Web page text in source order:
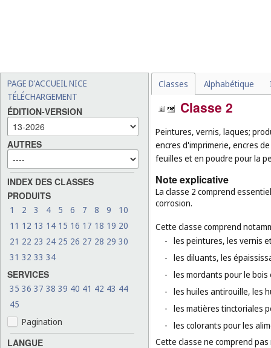
PAGE D'ACCUEIL NICE
TÉLÉCHARGEMENT
ÉDITION-VERSION
AUTRES
INDEX DES CLASSES
PRODUITS
1 2 3 4 5 6 7 8 9
10
11 12 13 14 15 16 17 18 19 20
21 22 23 24 25 26 27 28 29 30
31 32 33 34
SERVICES
35 36 37 38 39 40 41 42 43 44
45
Pagination
LANGUE
Classes Alphabétique
Classe 2
Peintures, vernis, laques;
encres d'imprimerie, encres
feuilles et en poudre pour la
Note explicative
La classe 2 comprend
corrosion.
Cette classe comprend
- les peintures, les vernis
- les diluants, les
- les mordants pour le bois
- les huiles antirouille, les
- les matières tinctoriales
- les colorants pour les
Cette classe ne comprend